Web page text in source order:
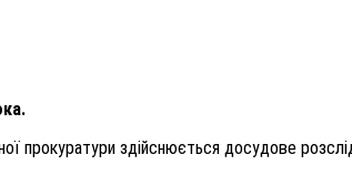
прокуратури здійснюється досудове